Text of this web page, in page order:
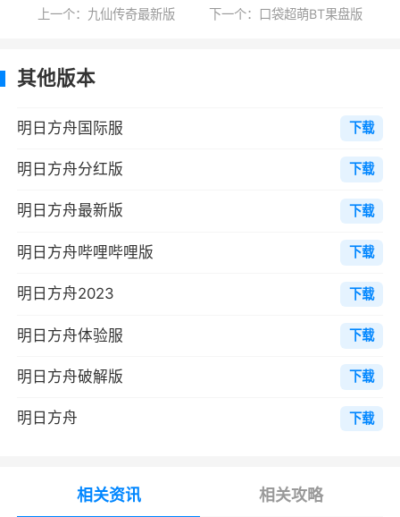
分，妄图与源石整合为一，为大地带来新的秩
碍。
你将作为罗德岛的一员，与罗德岛公开领导
人阿米娅一同，雇佣人员频繁进入天灾影响后的
高危地区，救助受难人群，处理矿石争端，以及
对抗整合运动——
“罗德岛”的战术头脑，你准备好了吗？
职业介绍
近卫
近卫干员通常是最优先安排进入战场的单
位，他们负责阻挡靠近的威胁并及时将其清除。
通常他们的素质较为全面，可以较好地应对大部
重装
上一个：九仙传奇最新版 下一个：口袋超萌BT果盘版
其他版本
明日方舟国际服 下载
明日方舟分红版 下载
明日方舟最新版 下载
明日方舟哔哩哔哩版 下载
明日方舟2023 下载
明日方舟体验服 下载
明日方舟破解版 下载
明日方舟 下载
相关资讯 相关攻略